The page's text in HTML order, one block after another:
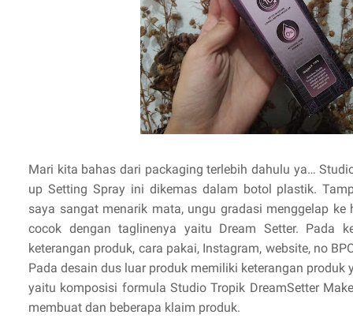
Mari kita bahas dari packaging terlebih dahulu ya…
up Setting Spray ini dikemas dalam botol plastik.
saya sangat menarik mata, ungu gradasi menggelap ke
cocok dengan taglinenya yaitu Dream Setter. Pada
keterangan produk, cara pakai, Instagram, website, no
Pada desain dus luar produk memiliki keterangan produk
yaitu komposisi formula Studio Tropik DreamSetter
membuat dan beberapa klaim produk.